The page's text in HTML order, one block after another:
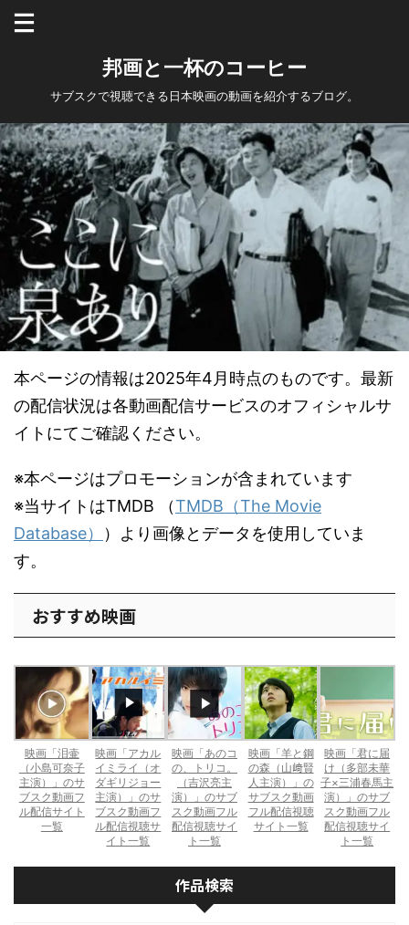
邦画と一杯のコーヒー
サブスクで視聴できる日本映画の動画を紹介するブログ。
本ページの情報は2025年4月時点のものです。最新
の配信状況は各動画配信サービスのオフィシャルサ
イトにてご確認ください。
※本ページはプロモーションが含まれています
※当サイトはTMDB （TMDB（The Movie
Database）
）より画像とデータを使用していま
す。
おすすめ映画
映画「泪壷
（小島可奈子
主演）」のサ
ブスク動画フ
ル配信サイト
一覧
映画「アカル
イミライ（オ
ダギリジョー
主演）」のサ
ブスク動画フ
ル配信視聴サ
イト一覧
映画「あのコ
の、トリコ。
（吉沢亮主
演）」のサブ
スク動画フル
配信視聴サイ
ト一覧
映画「羊と鋼
の森（山﨑賢
人主演）」の
サブスク動画
フル配信視聴
サイト一覧
映画「君に届
け（多部未華
子×三浦春馬主
演）」のサブ
スク動画フル
配信視聴サイ
ト一覧
作品検索